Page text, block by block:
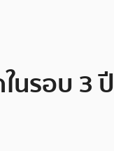
นรอบ 3 ปี